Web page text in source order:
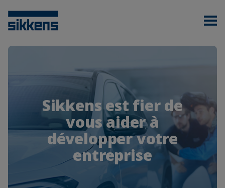
Sikkens est fier de
vous aider à
développer votre
entreprise